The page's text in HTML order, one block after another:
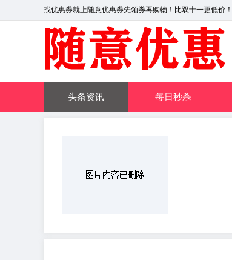
找优惠券就上随意优惠券先领券再购物！比双十一更低价！
头条资讯 每日秒杀